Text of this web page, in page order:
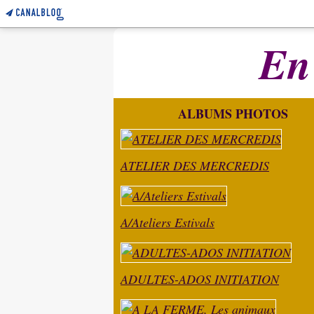
ALBUMS PHOTOS
ATELIER DES MERCREDIS
A/Ateliers Estivals
ADULTES-ADOS INITIATION